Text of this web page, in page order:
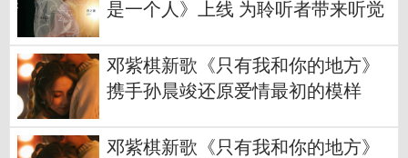
是一个人》上线 为聆听者带来听觉
邓紫棋新歌《只有我和你的地方》
携手孙晨竣还原爱情最初的模样
邓紫棋新歌《只有我和你的地方》